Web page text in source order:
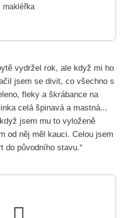
makléřka
vydržel rok, ale když mi ho
jsem se divit, co všechno s
fleky a škrábance na
celá špinavá a mastná...
jsem mu to vyloženě
od něj měl kauci. Celou jsem
do původního stavu.“